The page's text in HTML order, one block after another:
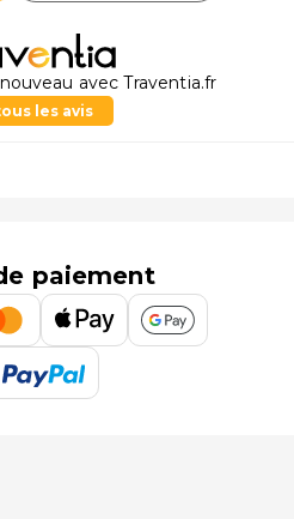
avec Traventia.fr
les avis
paiement